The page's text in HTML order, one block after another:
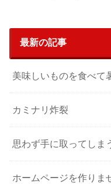
最新の記事
美味しいものを食べて
カミナリ炸裂
思わず手に取ってしま
ホームページを作りま